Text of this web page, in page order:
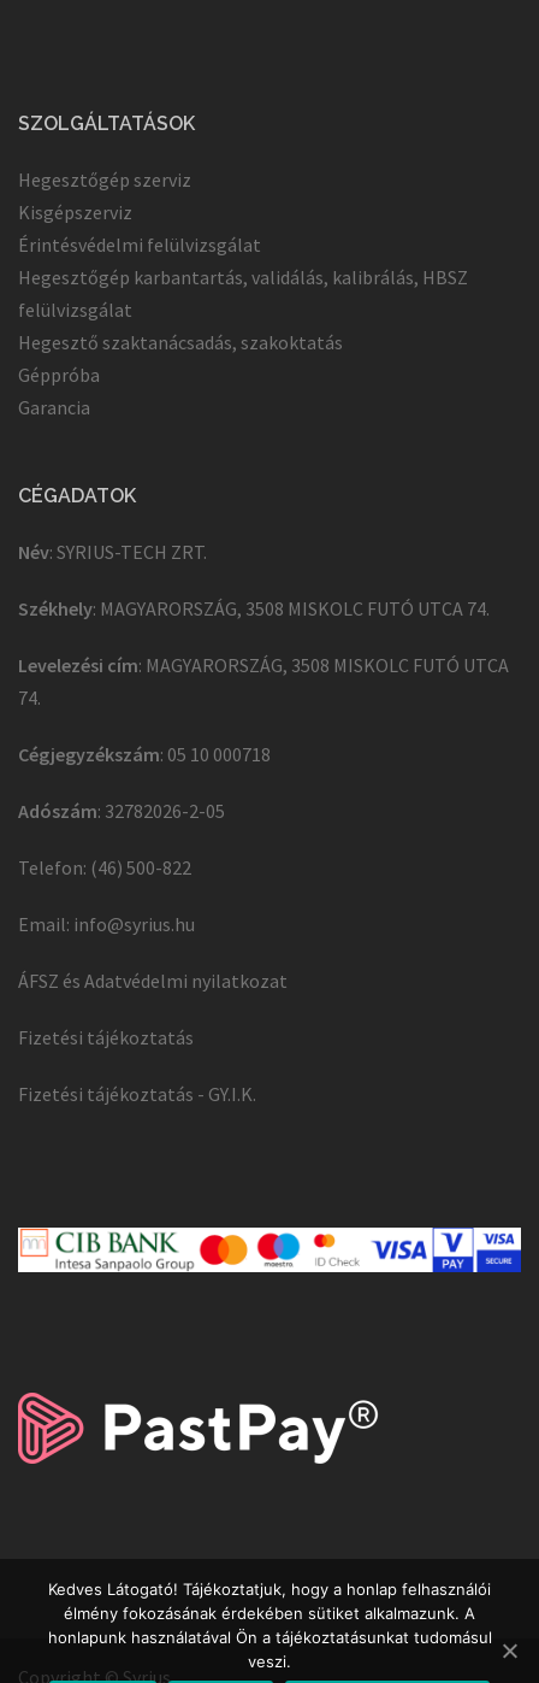
SZOLGÁLTATÁSOK
Hegesztőgép szerviz
Kisgépszerviz
Érintésvédelmi felülvizsgálat
Hegesztőgép karbantartás, validálás, kalibrálás, HBSZ
felülvizsgálat
Hegesztő szaktanácsadás, szakoktatás
Géppróba
Garancia
CÉGADATOK
Név: SYRIUS-TECH ZRT.
Székhely: MAGYARORSZÁG, 3508 MISKOLC FUTÓ UTCA 74.
Levelezési cím: MAGYARORSZÁG, 3508 MISKOLC FUTÓ UTCA
74.
Cégjegyzékszám: 05 10 000718
Adószám: 32782026-2-05
Telefon: (46) 500-822
Email: info@syrius.hu
ÁFSZ és Adatvédelmi nyilatkozat
Fizetési tájékoztatás
Fizetési tájékoztatás - GY.I.K.
Copyright © Syrius
Kedves Látogató! Tájékoztatjuk, hogy a honlap felhasználói
élmény fokozásának érdekében sütiket alkalmazunk. A
honlapunk használatával Ön a tájékoztatásunkat tudomásul
veszi.